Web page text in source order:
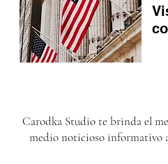
Carodka Studio te brinda el
medio noticioso informativo